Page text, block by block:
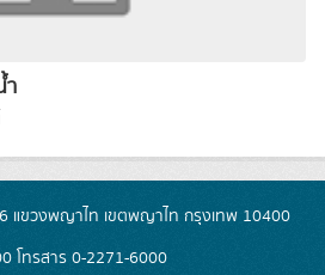
แขวงพญาไท เขตพญาไท กรุงเทพ 10400
โทรสาร 0-2271-6000